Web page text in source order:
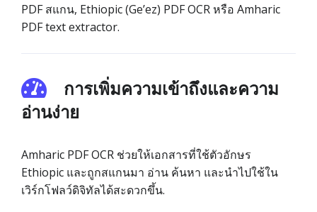
PDF สแกน, Ethiopic (Ge’ez) PDF OCR หรือ Amharic
PDF text extractor.
การเพิ่มความเข้าถึงและความ
อ่านง่าย
Amharic PDF OCR ช่วยให้เอกสารที่ใช้ตัวอักษร
Ethiopic และถูกสแกนมา อ่าน ค้นหา และนำไปใช้ใน
เวิร์กโฟลว์ดิจิทัลได้สะดวกขึ้น.